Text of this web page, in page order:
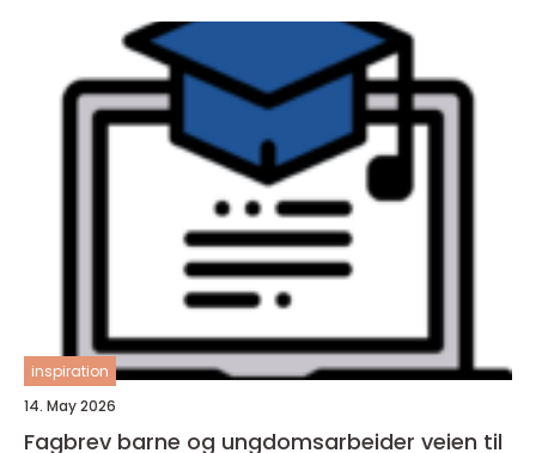
inspiration
14. May 2026
Fagbrev barne og ungdomsarbeider veien til